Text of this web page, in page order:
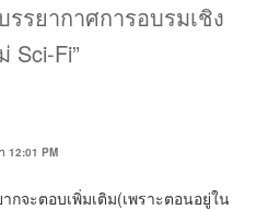
รยากาศการอบรมเชิง
Fi”
12:01 PM
กจะตอบเพิ่มเติม(เพราะตอนอยู่ใน